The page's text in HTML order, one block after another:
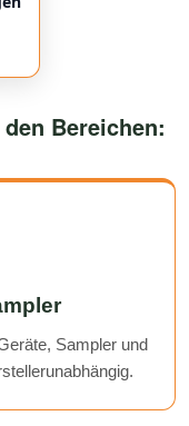
Bereichen:
Sampler und